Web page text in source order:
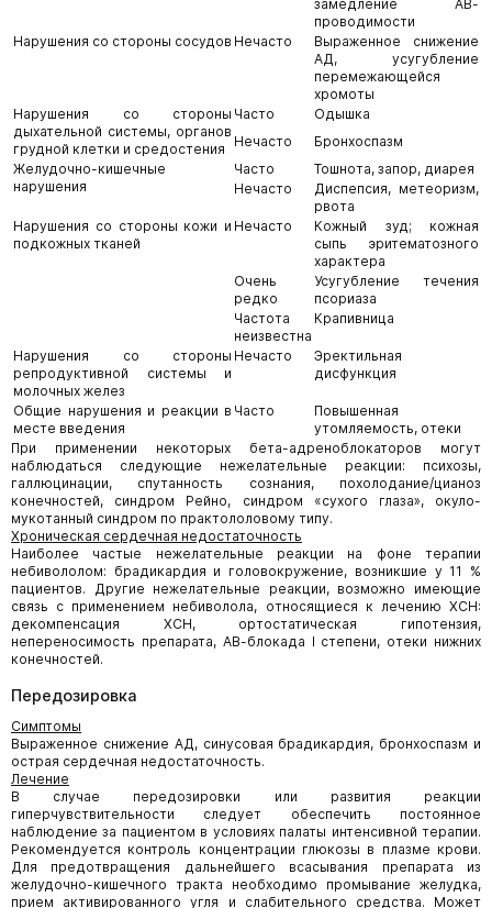
замедление АВ-
проводимости
Нарушения со стороны сосудов Нечасто
Выраженное снижение
АД, усугубление
перемежающейся
хромоты
Нарушения со стороны
дыхательной системы, органов
грудной клетки и средостения
Часто
Одышка
Нечасто
Бронхоспазм
Желудочно-кишечные
нарушения
Часто
Тошнота, запор, диарея
Нечасто
Диспепсия, метеоризм,
рвота
Нарушения со стороны кожи и
подкожных тканей
Нечасто
Кожный зуд; кожная
сыпь эритематозного
характера
Очень
редко
Усугубление течения
псориаза
Частота
неизвестна
Крапивница
Нарушения со стороны
репродуктивной системы и
молочных желез
Нечасто
Эректильная
дисфункция
Общие нарушения и реакции в
месте введения
Часто
Повышенная
утомляемость, отеки
При применении некоторых бета-адреноблокаторов могут
наблюдаться следующие нежелательные реакции: психозы,
галлюцинации, спутанность сознания, похолодание/цианоз
конечностей, синдром Рейно, синдром «сухого глаза», окуло-
мукотанный синдром по практололовому типу.
Хроническая сердечная недостаточность
Наиболее частые нежелательные реакции на фоне терапии
небивололом: брадикардия и головокружение, возникшие у 11 %
пациентов. Другие нежелательные реакции, возможно имеющие
связь с применением небиволола, относящиеся к лечению ХСН:
декомпенсация ХСН, ортостатическая гипотензия,
непереносимость препарата, АВ-блокада I степени, отеки нижних
конечностей.
Передозировка
Симптомы
Выраженное снижение АД, синусовая брадикардия, бронхоспазм и
острая сердечная недостаточность.
Лечение
В случае передозировки или развития реакции
гиперчувствительности следует обеспечить постоянное
наблюдение за пациентом в условиях палаты интенсивной терапии.
Рекомендуется контроль концентрации глюкозы в плазме крови.
Для предотвращения дальнейшего всасывания препарата из
желудочно-кишечного тракта необходимо промывание желудка,
прием активированного угля и слабительного средства. Может